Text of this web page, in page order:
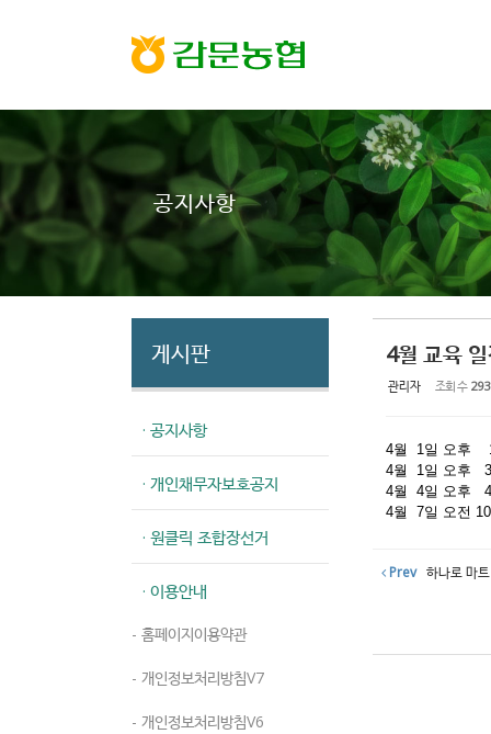
공지사항
게시판
· 공지사항
· 개인채무자보호공지
· 원클릭 조합장선거
· 이용안내
- 홈페이지이용약관
- 개인정보처리방침V7
- 개인정보처리방침V6
4월 교육
관리자 조회 수 293
4월 1일 오후
4월 1일 오후
4월 4일 오후
4월 7일 오전
Prev 하나로 마